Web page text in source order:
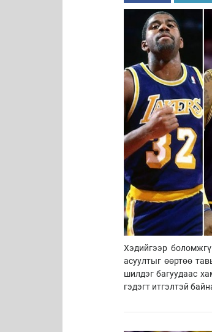
Хэдийгээр
асуултыг өөртөө
шилдэг багуудаас
гэдэгт итгэлтэй